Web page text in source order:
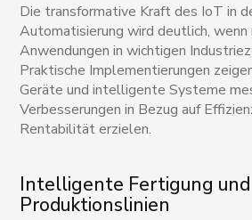
Die transformative Kraft des IoT in
Automatisierung wird deutlich, wenn
Anwendungen in wichtigen
Praktische Implementierungen
Geräte und intelligente Systeme
Verbesserungen in Bezug auf
Rentabilität erzielen.
Intelligente Fertigung und
Produktionslinien